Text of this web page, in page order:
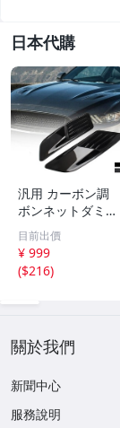
日本代購
汎用 カーボン調
ボンネットダミー
ダクト エンジン
フード飾り 外装
ドレスアップ ボ
ディステッカー
目前出價
¥ 999
($216)
關於我們
新聞中心
服務說明